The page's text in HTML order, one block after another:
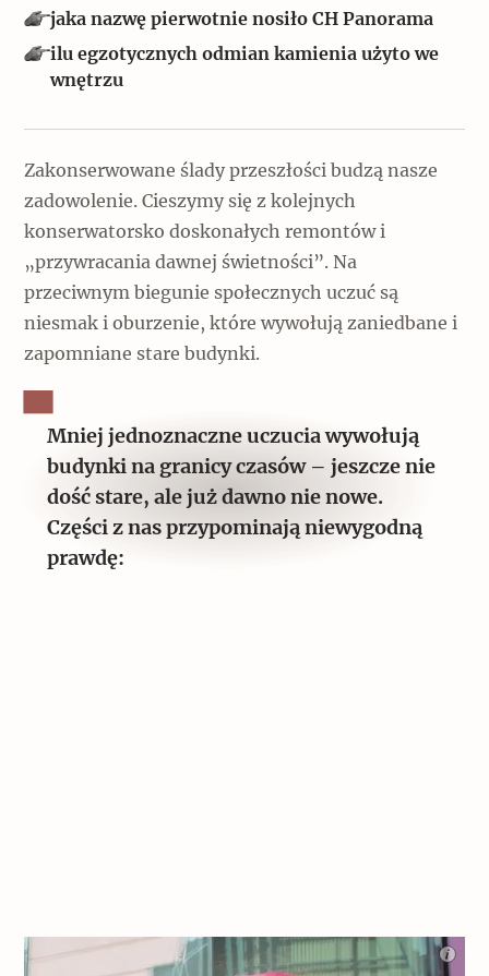
Wskazówki idą w dobrą stronę
Memento dla modernizmu
Zabytek niejedno ma imię
Niewykonalne? Nie dla Wawelu
Archeologia
Popularne
jaka nazwę pierwotnie nosiło CH Panorama
ilu egzotycznych odmian kamienia użyto we
wnętrzu
Zakonserwowane ślady przeszłości budzą nasze
zadowolenie. Cieszymy się z kolejnych
konserwatorsko doskonałych remontów i
„przywracania dawnej świetności”. Na
przeciwnym biegunie społecznych uczuć są
niesmak i oburzenie, które wywołują zaniedbane i
zapomniane stare budynki.
Mniej jednoznaczne uczucia wywołują
budynki na granicy czasów – jeszcze nie
dość stare, ale już dawno nie nowe.
Części z nas przypominają niewygodną
prawdę: